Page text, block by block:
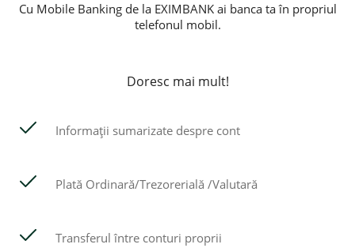
Cu Mobile Banking de la EXIMBANK ai banca ta în propriul
telefonul mobil.
Doresc mai mult!
Informații sumarizate despre cont
Plată Ordinară/Trezorerială /Valutară
Transferul între conturi proprii